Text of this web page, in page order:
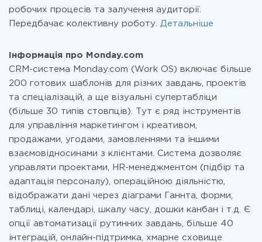
робочих процесів та залучення аудиторії.
Передбачає колективну роботу. Детальніше
Інформація про Monday.com
CRM-система Monday.com (Work OS) включає більше
200 готових шаблонів для різних завдань, проектів
та спеціалізацій, а ще візуальні супертабліци
(більше 30 типів стовпців). Тут є ряд інструментів
для управління маркетингом і креативом,
продажами, угодами, замовленнями та іншими
взаємовідносинами з клієнтами. Система дозволяє
управляти проектами, HR-менеджментом (підбір та
адаптація персоналу), операційною діяльністю,
відображати дані через діаграми Ганнта, форми,
таблиці, календарі, шкалу часу, дошки канбан і т.д. Є
опції автоматизації рутинних завдань, більше 40
інтеграцій, онлайн-підтримка, хмарне сховище